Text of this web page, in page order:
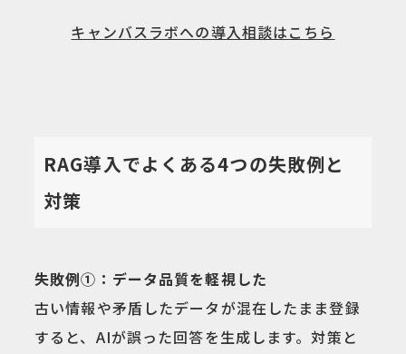
キャンバスラボへの導入相談はこちら
RAG導入でよくある4つの失敗例と
対策
失敗例①：データ品質を軽視した
古い情報や矛盾したデータが混在したまま登録
すると、AIが誤った回答を生成します。対策と